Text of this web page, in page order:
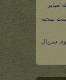
صحنه
سریال